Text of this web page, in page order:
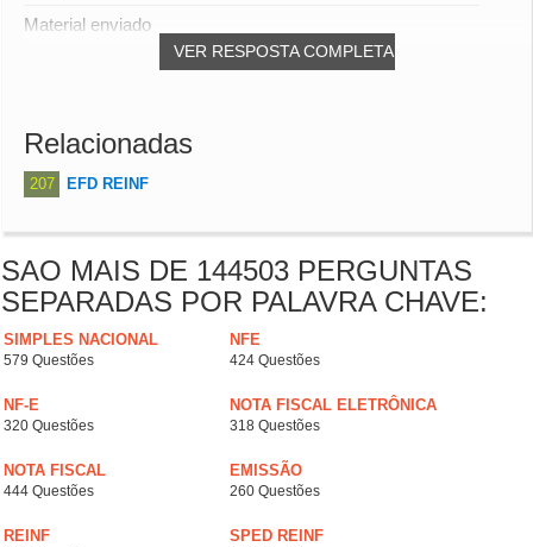
VER RESPOSTA COMPLETA
Material enviado
Relacionadas
207 EFD REINF
SAO MAIS DE 144503 PERGUNTAS
SEPARADAS POR PALAVRA CHAVE:
SIMPLES NACIONAL
579 Questões
NFE
424 Questões
NF-E
320 Questões
NOTA FISCAL ELETRÔNICA
318 Questões
NOTA FISCAL
444 Questões
EMISSÃO
260 Questões
REINF SPED REINF